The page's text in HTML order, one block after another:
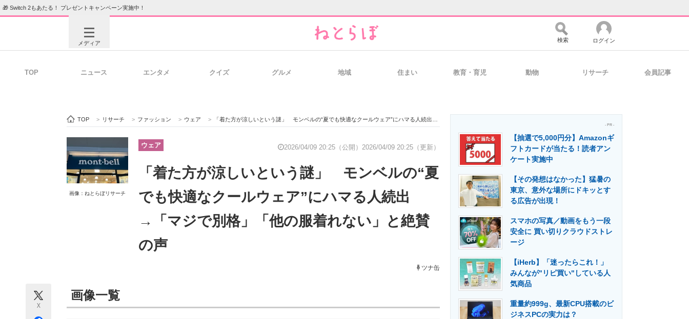
🎁 Switch 2もあたる！ プレゼントキャンペーン実施中！
メディア
ビジネスと働き方のヒント 経営リーダーのコミュニティ マーケ×ITの今がよく分かる
製造業のIT導入・活用を支援
モノづくり技術者専門サイト エネルギーの専門メディア 建設×テクノロジーの最前線
検索 ログイン
TOP ニュース エンタメ クイズ グルメ 地域 住まい 教育・育児 動物 リサーチ 会員記事
TOP > リサーチ > ファッション > ウェア > 「着た方が涼しいという謎」 モンベルの“夏でも快適なクールウェア”にハマる人続出→「マジで別格」「他の服着れない」と絶賛の声
画像：ねとらぼリサーチ
ウェア 2026/04/09 20:25（公開） 2026/04/09 20:25（更新）
「着た方が涼しいという謎」 モンベルの“夏
でも快適なクールウェア”にハマる人続出
→「マジで別格」「他の服着れない」と絶賛
の声
ツナ缶
X
画像一覧
- PR -
【抽選で5,000円分】Amazonギ
フトカードが当たる！読者アン
ケート実施中
【その発想はなかった】猛暑の
東京、意外な場所にドキッとす
る広告が出現！
スマホの写真／動画をもう一段
安全に 買い切りクラウドストレ
ージ
【iHerb】「迷ったらこれ！」
みんなが"リピ買い"している人
気商品
重量約999g、最新CPU搭載のビ
ジネスPCの実力は？